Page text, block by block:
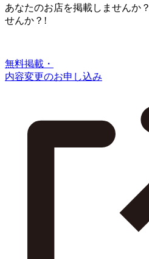
あなたのお店を掲載しませんか？
せんか？!
無料掲載・
内容変更のお申し込み